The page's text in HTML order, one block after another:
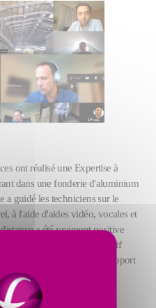
ont réalisé une Expertise à
dans une fonderie d'aluminium
a guidé les techniciens sur le
à l'aide d'aides vidéo, vocales et
a été vraiment positive
l'expert a permis d'être réactif
ainsi l'émission du rapport
d'autres expertises à